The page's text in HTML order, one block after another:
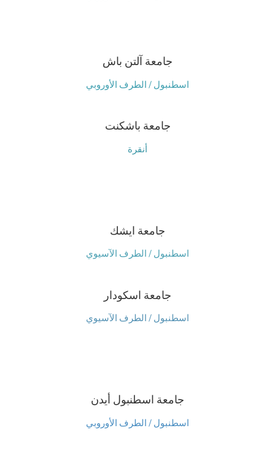
جامعة آلتن باش
اسطنبول / الطرف الأوروبي
جامعة باشكنت
أنقرة
جامعة ايشك
اسطنبول / الطرف الآسيوي
جامعة اسكودار
اسطنبول / الطرف الآسيوي
جامعة اسطنبول أيدن
اسطنبول / الطرف الأوروبي